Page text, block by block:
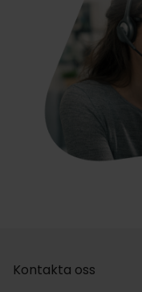
Kontakta oss